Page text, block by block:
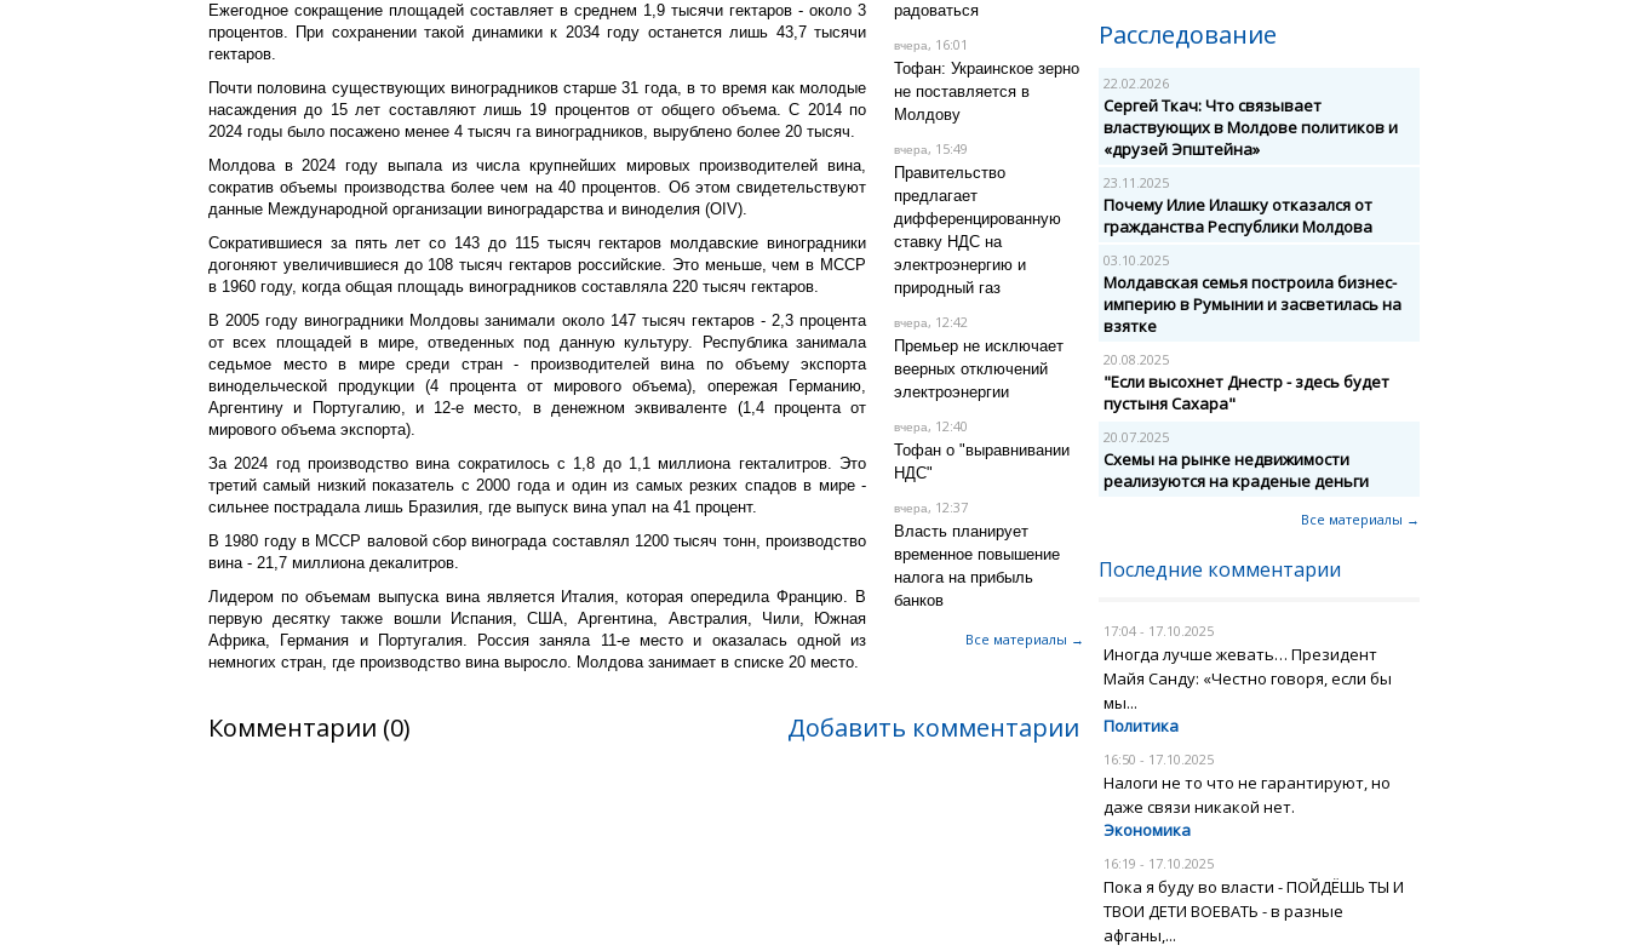
Ежегодное сокращение площадей составляет в среднем 1,9 тысячи гектаров - около 3
процентов. При сохранении такой динамики к 2034 году останется лишь 43,7 тысячи
гектаров.
Почти половина существующих виноградников старше 31 года, в то время как молодые
насаждения до 15 лет составляют лишь 19 процентов от общего объема. С 2014 по
2024 годы было посажено менее 4 тысяч га виноградников, вырублено более 20 тысяч.
Молдова в 2024 году выпала из числа крупнейших мировых производителей вина,
сократив объемы производства более чем на 40 процентов. Об этом свидетельствуют
данные Международной организации виноградарства и виноделия (OIV).
Сократившиеся за пять лет со 143 до 115 тысяч гектаров молдавские виноградники
догоняют увеличившиеся до 108 тысяч гектаров российские. Это меньше, чем в МССР
в 1960 году, когда общая площадь виноградников составляла 220 тысяч гектаров.
В 2005 году виноградники Молдовы занимали около 147 тысяч гектаров - 2,3 процента
от всех площадей в мире, отведенных под данную культуру. Республика занимала
седьмое место в мире среди стран - производителей вина по объему экспорта
винодельческой продукции (4 процента от мирового объема), опережая Германию,
Аргентину и Португалию, и 12-е место, в денежном эквиваленте (1,4 процента от
мирового объема экспорта).
За 2024 год производство вина сократилось с 1,8 до 1,1 миллиона гекталитров. Это
третий самый низкий показатель с 2000 года и один из самых резких спадов в мире -
сильнее пострадала лишь Бразилия, где выпуск вина упал на 41 процент.
В 1980 году в МССР валовой сбор винограда составлял 1200 тысяч тонн, производство
вина - 21,7 миллиона декалитров.
Лидером по объемам выпуска вина является Италия, которая опередила Францию. В
первую десятку также вошли Испания, США, Аргентина, Австралия, Чили, Южная
Африка, Германия и Португалия. Россия заняла 11-е место и оказалась одной из
немногих стран, где производство вина выросло. Молдова занимает в списке 20 место.
радоваться
вчера, 16:01
Тофан: Украинское зерно
не поставляется в
Молдову
вчера, 15:49
Правительство
предлагает
дифференцированную
ставку НДС на
электроэнергию и
природный газ
вчера, 12:42
Премьер не исключает
веерных отключений
электроэнергии
вчера, 12:40
Тофан о "выравнивании
НДС"
вчера, 12:37
Власть планирует
временное повышение
налога на прибыль
банков
Все материалы →
Комментарии (0) Добавить комментарии
Расследование
22.02.2026
Сергей Ткач: Что связывает
властвующих в Молдове политиков и
«друзей Эпштейна»
23.11.2025
Почему Илие Илашку отказался от
гражданства Республики Молдова
03.10.2025
Молдавская семья построила бизнес-
империю в Румынии и засветилась на
взятке
20.08.2025
"Если высохнет Днестр - здесь будет
пустыня Сахара"
20.07.2025
Схемы на рынке недвижимости
реализуются на краденые деньги
Все материалы →
Последние комментарии
17:04 - 17.10.2025
Иногда лучше жевать… Президент
Майя Санду: «Честно говоря, если бы
мы...
Политика
16:50 - 17.10.2025
Налоги не то что не гарантируют, но
даже связи никакой нет.
Экономика
16:19 - 17.10.2025
Пока я буду во власти - ПОЙДЁШЬ ТЫ И
ТВОИ ДЕТИ ВОЕВАТЬ - в разные
афганы,...